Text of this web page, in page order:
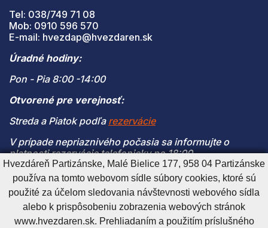
Tel: 038/749 71 08
Mob: 0910 596 570
E-mail: hvezdap@hvezdaren.sk
Úradné hodiny:
Pon - Pia 8:00 -14:00
Otvorené pre verejnosť:
Streda a Piatok podľa rezervácie
V prípade nepriaznivého počasia sa informujte o
platnosti rezervácie telefonicky po 18:00
(V prípade naplnenia kapacity je vstup na pozorovanie
možný len s platnou rezerváciou)
Cookies nastavenieCookies - viac informáciíVyhlásenie o prístupnosti
Hvezdáreň Partizánske, Malé Bielice 177, 958 04 Partizánske
používa na tomto webovom sídle súbory cookies, ktoré sú
použité za účelom sledovania návštevnosti webového sídla
alebo k prispôsobeniu zobrazenia webových stránok
www.hvezdaren.sk. Prehliadaním a použitím príslušného